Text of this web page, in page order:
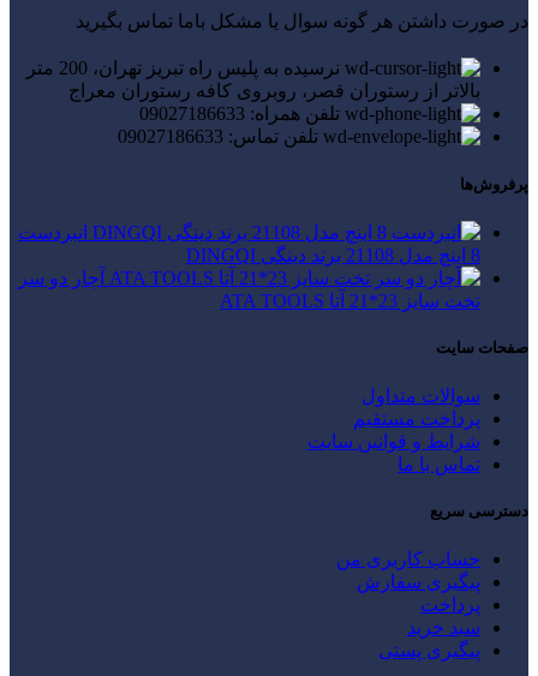
در صورت داشتن هر گونه سوال یا مشکل باما تماس بگیرید
نرسیده به پلیس راه تبریز تهران، 200 متر
بالاتر از رستوران قصر، روبروی کافه رستوران معراج
تلفن همراه: 09027186633
تلفن تماس: 09027186633
پرفروش‌ها
انبردست
8 اینچ مدل 21108 برند دینگی DINGQI
آچار دو سر
تخت سایز 23*21 آتا ATA TOOLS
صفحات سایت
سوالات متداول
پرداخت مستقیم
شرایط و قوانین سایت
تماس با ما
دسترسی سریع
حساب کاربری من
پیگیری سفارش
پرداخت
سبد خرید
پیگیری پستی